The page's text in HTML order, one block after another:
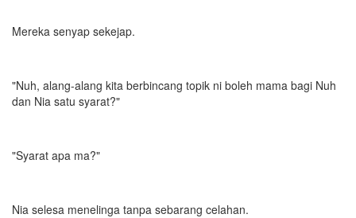
Mereka senyap sekejap.
"Nuh, alang-alang kita berbincang topik ni boleh mama bagi Nuh
dan Nia satu syarat?"
"Syarat apa ma?"
Nia selesa menelinga tanpa sebarang celahan.